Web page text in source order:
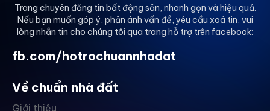
Trang chuyên đăng tin bất động sản, nhanh gọn và hiệu quả.
Nếu bạn muốn góp ý, phản ánh vấn đề, yêu cầu xoá tin, vui
lòng nhắn tin cho chúng tôi qua trang hỗ trợ trên facebook:
fb.com/hotrochuannhadat
Về chuẩn nhà đất
Giới thiệu